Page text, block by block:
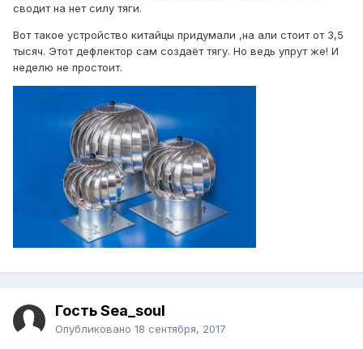
сводит на нет силу тяги.
Вот такое устройство китайцы придумали ,на али стоит от 3,5
тысяч. Этот дефлектор сам создаёт тягу. Но ведь упрут же! И
неделю не простоит.
Гость Sea_soul
Опубликовано 18 сентября, 2017